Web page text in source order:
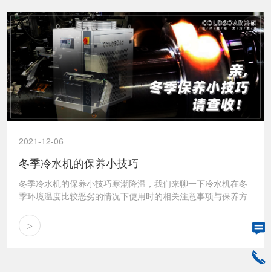
2021-12-06
冬季冷水机的保养小技巧
冬季冷水机的保养小技巧寒潮降温，我们来聊一下冷水机在冬
季环境温度比较恶劣的情况下使用时的相关注意事项与保养方
水机室温超高报警。同理，冷水机运行环...
>